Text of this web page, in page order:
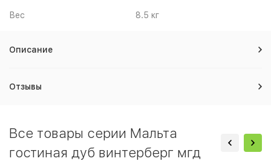
Вес 8.5 кг
Описание
Отзывы
Все товары серии Мальта
гостиная дуб винтерберг мгд